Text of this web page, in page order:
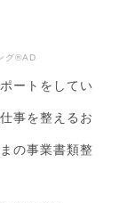
グ®AD
ートをしてい
事を整えるお
の事業書類整